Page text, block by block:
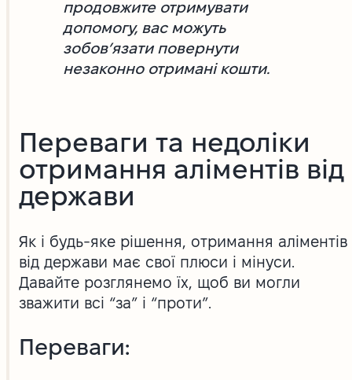
продовжите отримувати
допомогу, вас можуть
зобов’язати повернути
незаконно отримані кошти.
Переваги та недоліки
отримання аліментів від
держави
Як і будь-яке рішення, отримання аліментів
від держави має свої плюси і мінуси.
Давайте розглянемо їх, щоб ви могли
зважити всі “за” і “проти”.
Переваги: